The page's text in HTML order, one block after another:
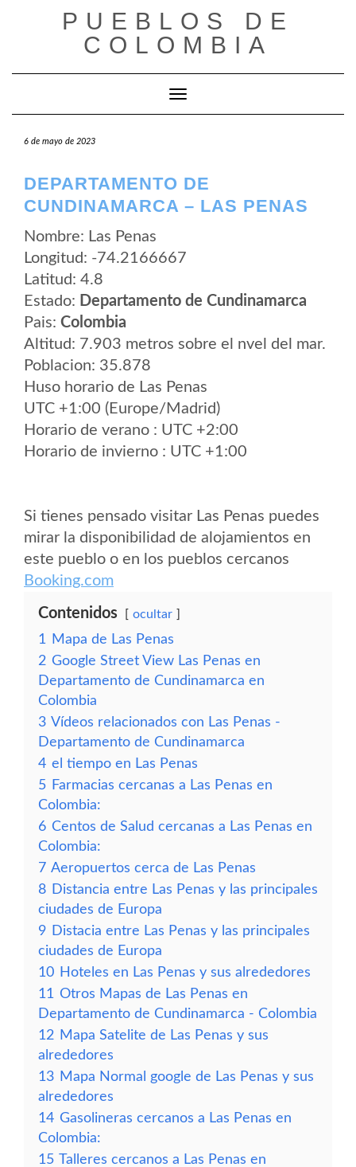
PUEBLOS DE
COLOMBIA
Cambiar modo de navegación
6 de mayo de 2023
DEPARTAMENTO DE
CUNDINAMARCA – LAS PENAS
Nombre: Las Penas
Longitud: -74.2166667
Latitud: 4.8
Estado: Departamento de Cundinamarca
Pais: Colombia
Altitud: 7.903 metros sobre el nvel del mar.
Poblacion: 35.878
Huso horario de Las Penas
UTC +1:00 (Europe/Madrid)
Horario de verano : UTC +2:00
Horario de invierno : UTC +1:00
Si tienes pensado visitar Las Penas puedes
mirar la disponibilidad de alojamientos en
este pueblo o en los pueblos cercanos
Booking.com
Contenidos ocultar
1
Mapa de Las Penas
2 Google Street View Las Penas en
Departamento de Cundinamarca en
Colombia
3 Vídeos relacionados con Las Penas -
Departamento de Cundinamarca
4 el tiempo en Las Penas
5 Farmacias cercanas a Las Penas en
Colombia:
6 Centos de Salud cercanas a Las Penas en
Colombia:
7 Aeropuertos cerca de Las Penas
8 Distancia entre Las Penas y las principales
ciudades de Europa
9 Distacia entre Las Penas y las principales
ciudades de Europa
10 Hoteles en Las Penas y sus alrededores
11 Otros Mapas de Las Penas en
Departamento de Cundinamarca - Colombia
12 Mapa Satelite de Las Penas y sus
alrededores
13 Mapa Normal google de Las Penas y sus
alrededores
14 Gasolineras cercanos a Las Penas en
Colombia:
15 Talleres cercanos a Las Penas en